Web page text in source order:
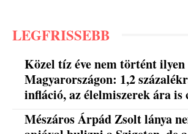
LEGFRISSEBB
Közel tíz éve nem történt ilyen
Magyarországon: 1,2
infláció, az élelmiszerek ára is
Mészáros Árpád Zsolt lánya